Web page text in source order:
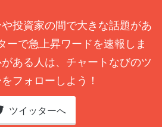
投資家の間で大きな話題があ
ーで急上昇ワードを速報しま
ある人は、チャートなびのツ
フォローしよう！
ツイッターへ